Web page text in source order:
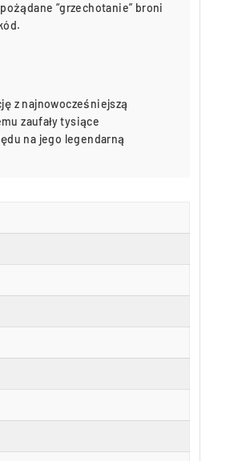
“grzechotanie” broni
z najnowocześniejszą
zaufały tysiące
na jego legendarną